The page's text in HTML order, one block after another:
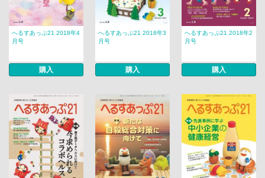
へるすあっぷ21 2018年4
月号
購入
へるすあっぷ21 2018年3
月号
購入
へるすあっぷ21 2018年2
月号
購入